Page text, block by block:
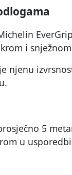
i
njenu
5
u